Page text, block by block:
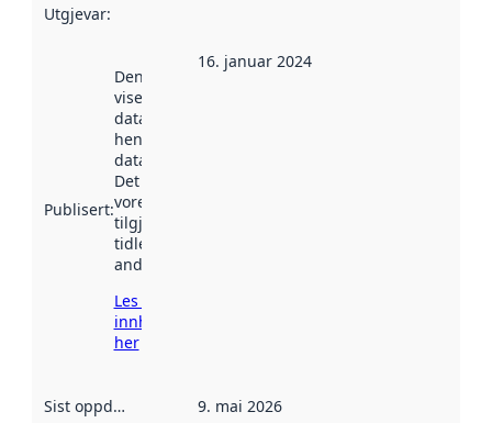
Utgjevar:
Publisert:
Denne datoen
viser når
datasettet vart
henta inn av
data.norge.no.
Det kan ha
vore
tilgjengeleg
tidlegare
andre stader.
Les meir om
innhenting
her
16. januar 2024
Sist oppdatert 9. mai 2026